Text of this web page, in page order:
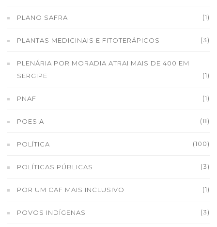
PLANO SAFRA (1)
PLANTAS MEDICINAIS E FITOTERÁPICOS (3)
PLENÁRIA POR MORADIA ATRAI MAIS DE 400 EM
SERGIPE
(1)
PNAF (1)
POESIA (8)
POLÍTICA (100)
POLÍTICAS PÚBLICAS (3)
POR UM CAF MAIS INCLUSIVO (1)
POVOS INDÍGENAS (3)